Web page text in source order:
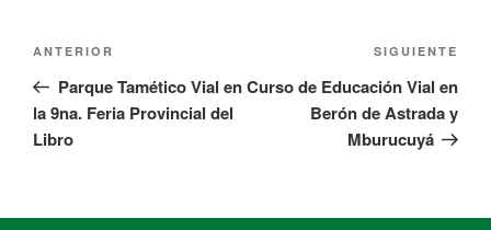
ANTERIOR
Parque Tamético Vial en
la 9na. Feria Provincial del
Libro
SIGUIENTE
Curso de Educación Vial en
Berón de Astrada y
Mburucuyá